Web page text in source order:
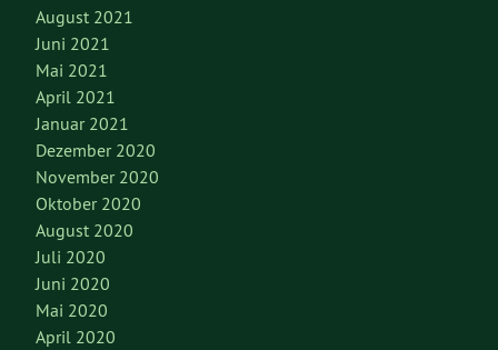
August 2021
Juni 2021
Mai 2021
April 2021
Januar 2021
Dezember 2020
November 2020
Oktober 2020
August 2020
Juli 2020
Juni 2020
Mai 2020
April 2020